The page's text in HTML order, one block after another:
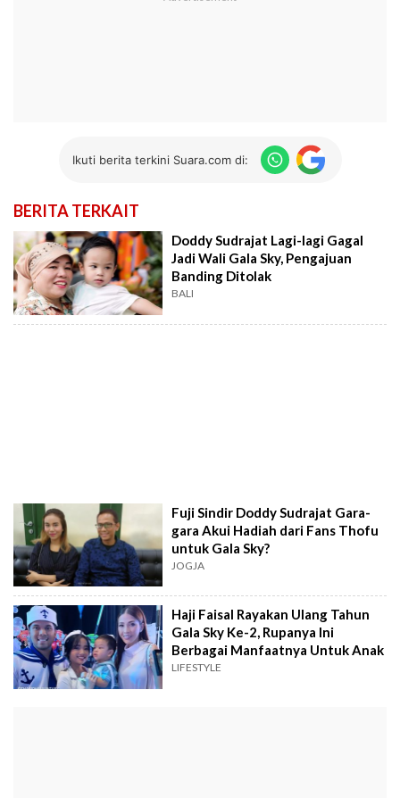
Ikuti berita terkini Suara.com di:
BERITA TERKAIT
Doddy Sudrajat Lagi-lagi Gagal
Jadi Wali Gala Sky, Pengajuan
Banding Ditolak
BALI
Fuji Sindir Doddy Sudrajat Gara-
gara Akui Hadiah dari Fans Thofu
untuk Gala Sky?
JOGJA
Haji Faisal Rayakan Ulang Tahun
Gala Sky Ke-2, Rupanya Ini
Berbagai Manfaatnya Untuk Anak
LIFESTYLE